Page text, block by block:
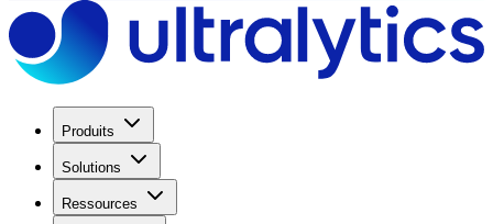
Produits
Solutions
Ressources